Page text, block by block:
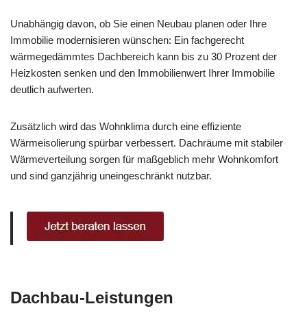
Unabhängig davon, ob Sie einen Neubau planen oder Ihre
Immobilie modernisieren wünschen: Ein fachgerecht
wärmegedämmtes Dachbereich kann bis zu 30 Prozent der
Heizkosten senken und den Immobilienwert Ihrer Immobilie
deutlich aufwerten.
Zusätzlich wird das Wohnklima durch eine effiziente
Wärmeisolierung spürbar verbessert. Dachräume mit stabiler
Wärmeverteilung sorgen für maßgeblich mehr Wohnkomfort
und sind ganzjährig uneingeschränkt nutzbar.
Dachbau-Leistungen